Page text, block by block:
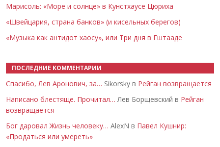
Марисоль: «Море и солнце» в Кунстхаусе Цюриха
«Швейцария, страна банков» (и кисельных берегов)
«Музыка как антидот хаосу», или Три дня в Гштааде
ПОСЛЕДНИЕ КОММЕНТАРИИ
Спасибо, Лев Аронович, за… Sikorsky в Рейган возвращается
Написано блестяще. Прочитал… Лев Борщевский в Рейган
возвращается
Бог даровал Жизнь человеку… AlexN в Павел Кушнир:
«Продаться или умереть»